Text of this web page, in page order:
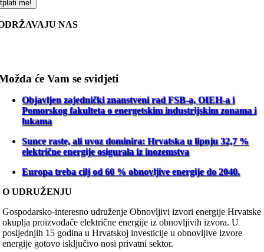
me!
NAS
će Vam se svidjeti
Objavljen zajednički znanstveni rad FSB-a, OIEH-a i
Pomorskog fakulteta o energetskim industrijskim zonama i
lukama
Sunce raste, ali uvoz dominira: Hrvatska u lipnju 32,7 %
električne energije osigurala iz inozemstva
Europa treba cilj od 60 % obnovljive energije do 2040.
O UDRUŽENJU
Gospodarsko-interesno udruženje Obnovljivi izvori energije Hrvatske
okuplja proizvođače električne energije iz obnovljivih izvora. U
posljednjih 15 godina u Hrvatskoj investicije u obnovljive izvore
energije gotovo isključivo nosi privatni sektor.